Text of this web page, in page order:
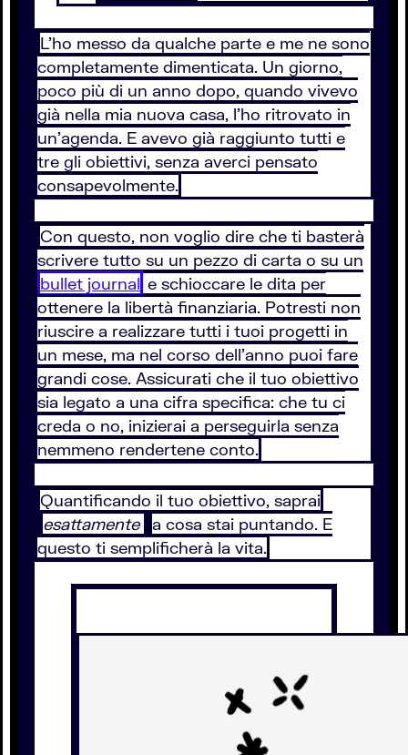
L'ho messo da qualche parte e me ne sono
completamente dimenticata. Un giorno,
poco più di un anno dopo, quando vivevo
già nella mia nuova casa, l'ho ritrovato in
un'agenda. E avevo già raggiunto tutti e
tre gli obiettivi, senza averci pensato
consapevolmente.
Con questo, non voglio dire che ti basterà
scrivere tutto su un pezzo di carta o su un
bullet journal e schioccare le dita per
ottenere la libertà finanziaria. Potresti non
riuscire a realizzare tutti i tuoi progetti in
un mese, ma nel corso dell'anno puoi fare
grandi cose. Assicurati che il tuo obiettivo
sia legato a una cifra specifica: che tu ci
creda o no, inizierai a perseguirla senza
nemmeno rendertene conto.
Quantificando il tuo obiettivo, saprai
esattamente a cosa stai puntando. E
questo ti semplificherà la vita.